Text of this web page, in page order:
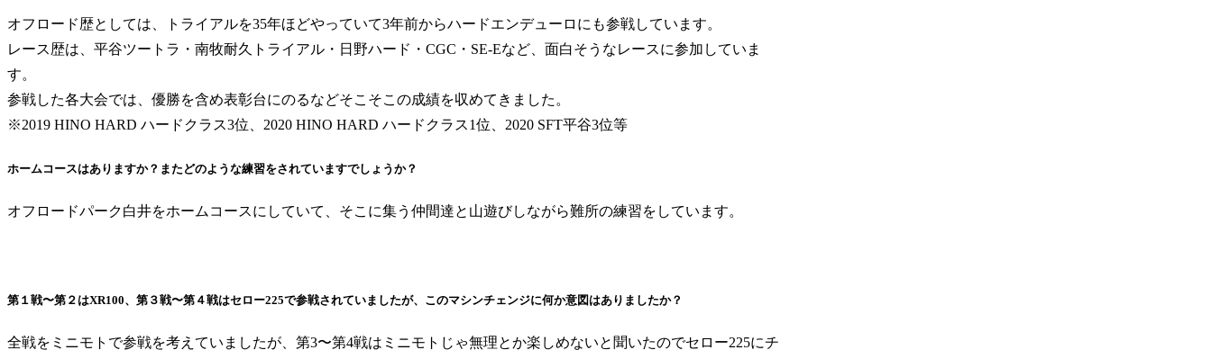
オフロード歴としては、トライアルを35年ほどやっていて3年前からハードエンデューロにも参戦しています。
レース歴は、平谷ツートラ・南牧耐久トライアル・日野ハード・CGC・SE-Eなど、面白そうなレースに参加していま
す。
参戦した各大会では、優勝を含め表彰台にのるなどそこそこの成績を収めてきました。
※2019 HINO HARD ハードクラス3位、2020 HINO HARD ハードクラス1位、2020 SFT平谷3位等
ホームコースはありますか？またどのような練習をされていますでしょうか？
オフロードパーク白井をホームコースにしていて、そこに集う仲間達と山遊びしながら難所の練習をしています。
第１戦〜第２はXR100、第３戦〜第４戦はセロー225で参戦されていましたが、このマシンチェンジに何か意図はありましたか？
全戦をミニモトで参戦を考えていましたが、第3〜第4戦はミニモトじゃ無理とか楽しめないと聞いたのでセロー225にチ